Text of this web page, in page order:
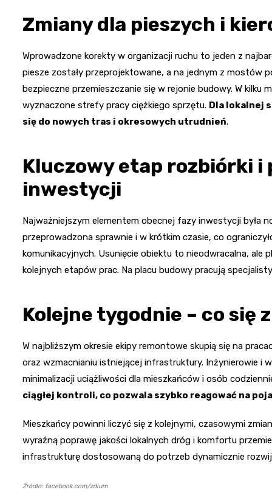
Zmiany dla pieszych i
Wprowadzone korekty w organizacji ruchu to jeden z
piesze zostały przeprojektowane, a na jednym z mostów
bezpieczne przemieszczanie się w rejonie budowy. W kilku
wyznaczone strefy pracy ciężkiego sprzętu. Dla lokalnej
się do nowych tras i okresowych utrudnień.
Kluczowy etap rozbiórki
inwestycji
Najważniejszym elementem obecnej fazy inwestycji była
przeprowadzona sprawnie i w krótkim czasie, co
komunikacyjnych. Usunięcie obiektu to nieodwracalna, ale
kolejnych etapów prac. Na placu budowy pracują
Kolejne tygodnie – co się
W najbliższym okresie ekipy remontowe skupią się na
oraz wzmacnianiu istniejącej infrastruktury. Inżynierowie i
minimalizacji uciążliwości dla mieszkańców i osób
ciągłej kontroli, co pozwala szybko reagować na
Mieszkańcy powinni liczyć się z kolejnymi, czasowymi
wyraźną poprawę jakości lokalnych dróg i komfortu
infrastrukturę dostosowaną do potrzeb dynamicznie
Źródło: facebook.com/zdium